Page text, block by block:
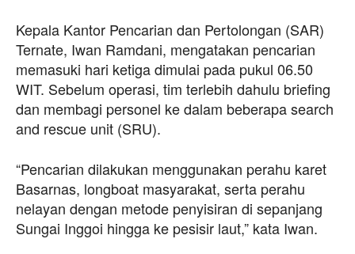
Kepala Kantor Pencarian dan Pertolongan (SAR)
Ternate, Iwan Ramdani, mengatakan pencarian
memasuki hari ketiga dimulai pada pukul 06.50
WIT. Sebelum operasi, tim terlebih dahulu briefing
dan membagi personel ke dalam beberapa search
and rescue unit (SRU).
“Pencarian dilakukan menggunakan perahu karet
Basarnas, longboat masyarakat, serta perahu
nelayan dengan metode penyisiran di sepanjang
Sungai Inggoi hingga ke pesisir laut,” kata Iwan.